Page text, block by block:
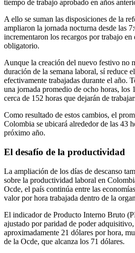
tiempo de trabajo aprobado en años
A ello se suman las disposiciones de la
ampliaron la jornada nocturna desde las
incrementaron los recargos por trabajo en
obligatorio.
Aunque la creación del nuevo festivo no
duración de la semana laboral, sí reduce
efectivamente trabajadas durante el año.
una jornada promedio de ocho horas, los
cerca de 152 horas que dejarán de
Como resultado de estos cambios, el
Colombia se ubicará alrededor de las 43
próximo año.
El desafío de la productividad
La ampliación de los días de descanso
sobre la productividad laboral en
Ocde, el país continúa entre las
valor por hora trabajada dentro de la
El indicador de Producto Interno Bruto
ajustado por paridad de poder
aproximadamente 21 dólares por hora,
de la Ocde, que alcanza los 71 dólares.